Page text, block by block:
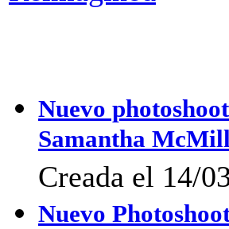
Nuevo
Samantha
Creada el 14/
Nuevo